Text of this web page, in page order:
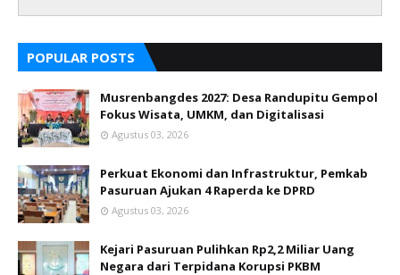
POPULAR POSTS
Musrenbangdes 2027: Desa Randupitu Gempol
Fokus Wisata, UMKM, dan Digitalisasi
Agustus 03, 2026
Perkuat Ekonomi dan Infrastruktur, Pemkab
Pasuruan Ajukan 4 Raperda ke DPRD
Agustus 03, 2026
Kejari Pasuruan Pulihkan Rp2,2 Miliar Uang
Negara dari Terpidana Korupsi PKBM